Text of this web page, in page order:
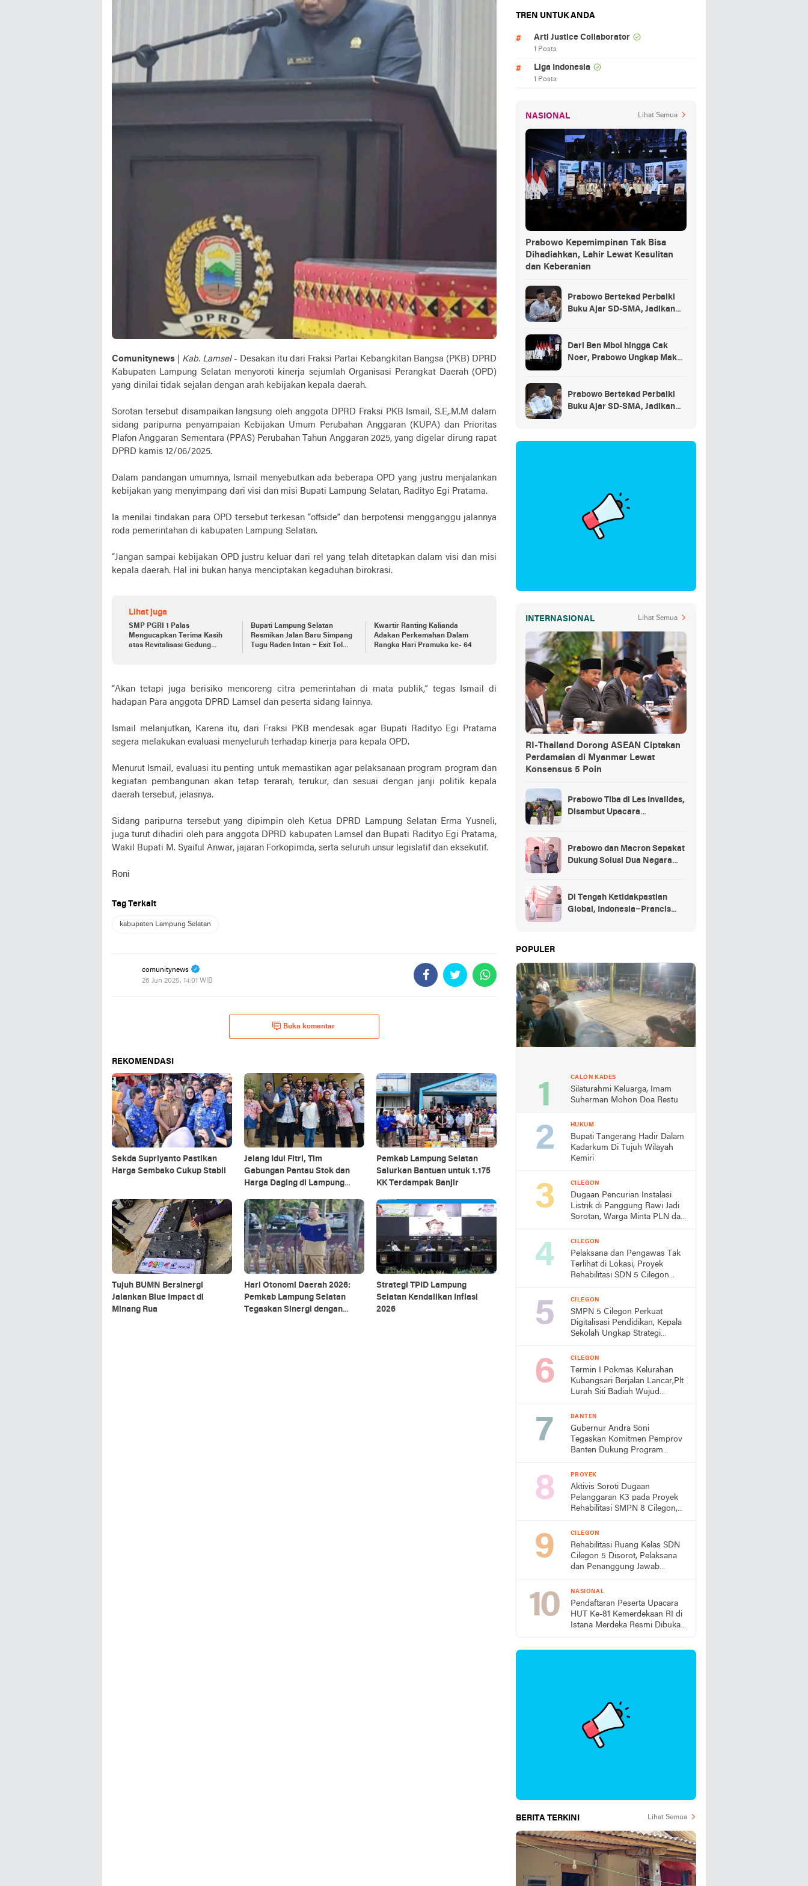
Comunitynews Kab. Lamsel- Desakan itu dari Fraksi Partai Kebangkitan Bangsa (PKB) DPRD
Kabupaten Lampung Selatan menyoroti kinerja sejumlah Organisasi Perangkat Daerah (OPD)
yang dinilai tidak sejalan dengan arah kebijakan kepala daerah.
Sorotan tersebut disampaikan langsung oleh anggota DPRD Fraksi PKB Ismail, S.E,.M.M dalam
sidang paripurna penyampaian Kebijakan Umum Perubahan Anggaran (KUPA) dan Prioritas
Plafon Anggaran Sementara (PPAS) Perubahan Tahun Anggaran 2025, yang digelar dirung rapat
DPRD kamis 12/06/2025.
Dalam pandangan umumnya, Ismail menyebutkan ada beberapa OPD yang justru menjalankan
kebijakan yang menyimpang dari visi dan misi Bupati Lampung Selatan, Radityo Egi Pratama.
Ia menilai tindakan para OPD tersebut terkesan “offside” dan berpotensi mengganggu jalannya
roda pemerintahan di kabupaten Lampung Selatan.
“Jangan sampai kebijakan OPD justru keluar dari rel yang telah ditetapkan dalam visi dan misi
kepala daerah. Hal ini bukan hanya menciptakan kegaduhan birokrasi.
Lihat juga
SMP PGRI 1 Palas
Mengucapkan Terima Kasih
atas Revitalisasi Gedung
Bupati Lampung Selatan
Resmikan Jalan Baru Simpang
Tugu Raden Intan – Exit Tol
Kwartir Ranting Kalianda
Adakan Perkemahan Dalam
Rangka Hari Pramuka ke- 64
“Akan tetapi juga berisiko mencoreng citra pemerintahan di mata publik,” tegas Ismail di
hadapan Para anggota DPRD Lamsel dan peserta sidang lainnya.
Ismail melanjutkan, Karena itu, dari Fraksi PKB mendesak agar Bupati Radityo Egi Pratama
segera melakukan evaluasi menyeluruh terhadap kinerja para kepala OPD.
Menurut Ismail, evaluasi itu penting untuk memastikan agar pelaksanaan program program dan
kegiatan pembangunan akan tetap terarah, terukur, dan sesuai dengan janji politik kepala
daerah tersebut, jelasnya.
Sidang paripurna tersebut yang dipimpin oleh Ketua DPRD Lampung Selatan Erma Yusneli,
juga turut dihadiri oleh para anggota DPRD kabupaten Lamsel dan Bupati Radityo Egi Pratama,
Wakil Bupati M. Syaiful Anwar, jajaran Forkopimda, serta seluruh unsur legislatif dan eksekutif.
Roni
Tag Terkait
kabupaten Lampung Selatan
comunitynews
26 Jun 2025, 14:01 WIB
Buka komentar
REKOMENDASI
Sekda Supriyanto Pastikan
Harga Sembako Cukup Stabil
Jelang Idul Fitri, Tim
Gabungan Pantau Stok dan
Harga Daging di Lampung
Pemkab Lampung Selatan
Salurkan Bantuan untuk 1.175
KK Terdampak Banjir
Tujuh BUMN Bersinergi
Jalankan Blue Impact di
Minang Rua
Hari Otonomi Daerah 2026:
Pemkab Lampung Selatan
Tegaskan Sinergi dengan
Strategi TPID Lampung
Selatan Kendalikan Inflasi
2026
TREN UNTUK ANDA
Arti Justice Collaborator
1 Posts
Liga Indonesia
1 Posts
NASIONAL Lihat Semua
Prabowo Kepemimpinan Tak Bisa
Dihadiahkan, Lahir Lewat Kesulitan
dan Keberanian
Prabowo Bertekad Perbaiki
Buku Ajar SD-SMA, Jadikan
Dari Ben Mboi hingga Cak
Noer, Prabowo Ungkap Makna
Sehat*
Prabowo Bertekad Perbaiki
Buku Ajar SD-SMA, Jadikan
INTERNASIONAL Lihat Semua
RI-Thailand Dorong ASEAN Ciptakan
Perdamaian di Myanmar Lewat
Konsensus 5 Poin
Prabowo Tiba di Les Invalides,
Disambut Upacara
Prabowo dan Macron Sepakat
Dukung Solusi Dua Negara
Di Tengah Ketidakpastian
Global, Indonesia–Prancis
POPULER
CALON KADES
Silaturahmi Keluarga, Imam
Suherman Mohon Doa Restu
HUKUM
Bupati Tangerang Hadir Dalam
Kadarkum Di Tujuh Wilayah
Kemiri
CILEGON
Dugaan Pencurian Instalasi
Listrik di Panggung Rawi Jadi
Sorotan, Warga Minta PLN dan
CILEGON
Pelaksana dan Pengawas Tak
Terlihat di Lokasi, Proyek
Rehabilitasi SDN 5 Cilegon
Turun Tangan
CILEGON
SMPN 5 Cilegon Perkuat
Digitalisasi Pendidikan, Kepala
Sekolah Ungkap Strategi
Unggulan Siswa
CILEGON
Termin I Pokmas Kelurahan
Kubangsari Berjalan Lancar,Plt
Lurah Siti Badiah Wujud
Lingkungan
BANTEN
Gubernur Andra Soni
Tegaskan Komitmen Pemprov
Banten Dukung Program
PROYEK
Aktivis Soroti Dugaan
Pelanggaran K3 pada Proyek
Rehabilitasi SMPN 8 Cilegon,
CILEGON
Rehabilitasi Ruang Kelas SDN
Cilegon 5 Disorot, Pelaksana
dan Penanggung Jawab
Berada di Lokasi
NASIONAL
Pendaftaran Peserta Upacara
HUT Ke-81 Kemerdekaan RI di
Istana Merdeka Resmi Dibuka
BERITA TERKINI Lihat Semua